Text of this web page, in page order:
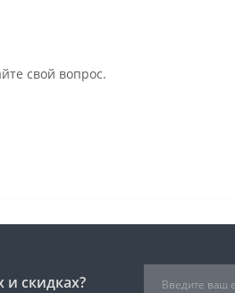
свой вопрос.
и скидках?